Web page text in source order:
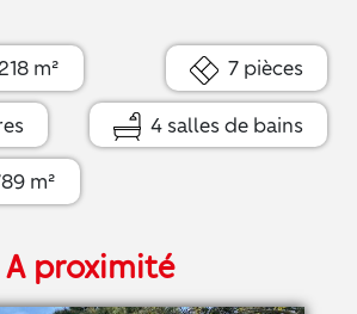
m² 7 pièces
4 salles de bains
m²
A proximité